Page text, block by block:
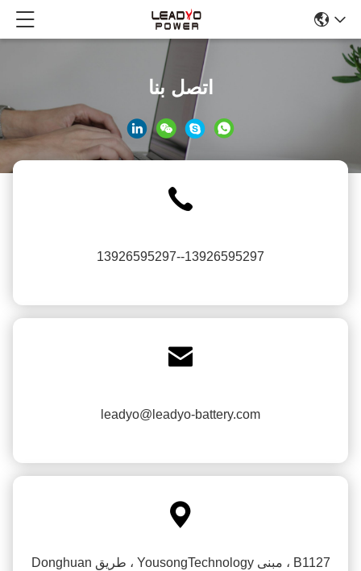
اتصل بنا
13926595297--13926595297

leadyo@leadyo-battery.com

B1127 ، مبنى YousongTechnology ، طريق Donghuan